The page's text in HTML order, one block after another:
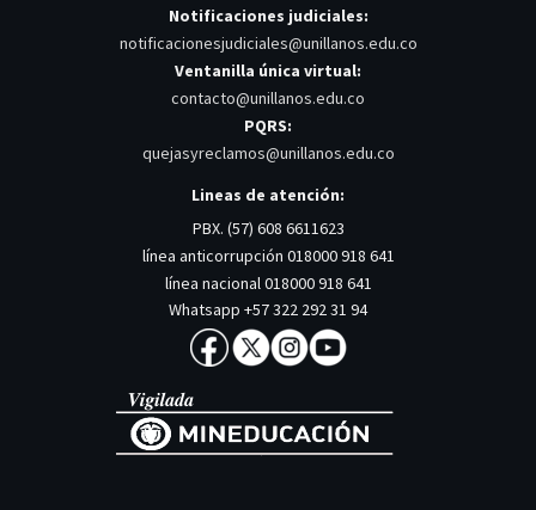
Notificaciones judiciales:
notificacionesjudiciales@unillanos.edu.co
Ventanilla única virtual:
contacto@unillanos.edu.co
PQRS:
quejasyreclamos@unillanos.edu.co
Lineas de atención:
PBX. (57) 608 6611623
línea anticorrupción 018000 918 641
línea nacional 018000 918 641
Whatsapp +57 322 292 31 94